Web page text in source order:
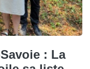
: La